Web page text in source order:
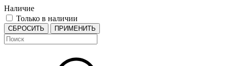
Наличие
Только в наличии
СБРОСИТЬ ПРИМЕНИТЬ